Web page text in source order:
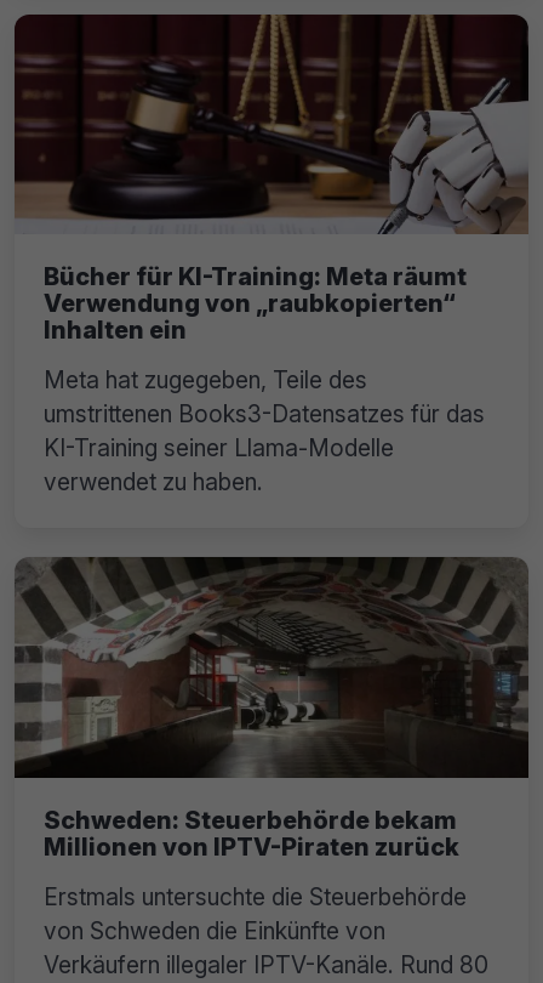
Bücher für KI-Training: Meta räumt
Verwendung von „raubkopierten“
Inhalten ein
Meta hat zugegeben, Teile des
umstrittenen Books3-Datensatzes für das
KI-Training seiner Llama-Modelle
verwendet zu haben.
Schweden: Steuerbehörde bekam
Millionen von IPTV-Piraten zurück
Erstmals untersuchte die Steuerbehörde
von Schweden die Einkünfte von
Verkäufern illegaler IPTV-Kanäle. Rund 80